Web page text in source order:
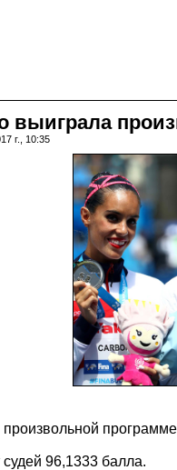
выиграла
г., 10:35
96,1333 балла.